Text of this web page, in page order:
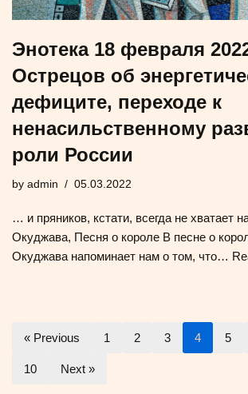
Энотека 18 февраля
Острецов об
дефиците, переходе к
ненасильственному
роли России
by admin 05.03.2022
… и пряников, кстати, всегда не хватает
Окуджава, Песня о короле В песне о
Окуджава напоминает нам о том, что…
« Previous 1 2 3 4 5
10 Next »